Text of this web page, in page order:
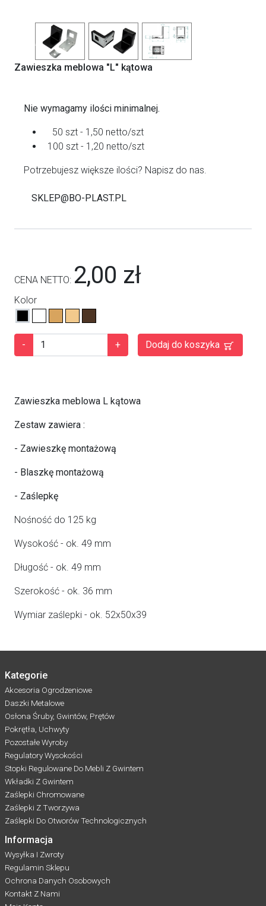
Zawieszka meblowa "L" kątowa
Nie wymagamy ilości minimalnej.
50 szt - 1,50 netto/szt
100 szt - 1,20 netto/szt
Potrzebujesz większe ilości? Napisz do nas.
SKLEP@BO-PLAST.PL
CENA NETTO: 2,00 zł
Kolor
- + Dodaj do koszyka
Zawieszka meblowa L kątowa
Zestaw zawiera :
- Zawieszkę montażową
- Blaszkę montażową
- Zaślepkę
Nośność do 125 kg
Wysokość - ok. 49 mm
Długość - ok. 49 mm
Szerokość - ok. 36 mm
Wymiar zaślepki - ok. 52x50x39
Kategorie
Akcesoria Ogrodzeniowe
Daszki Metalowe
Osłona Śruby, Gwintów, Prętów
Pokrętła, Uchwyty
Pozostałe Wyroby
Regulatory Wysokości
Stopki Regulowane Do Mebli Z Gwintem
Wkładki Z Gwintem
Zaślepki Chromowane
Zaślepki Z Tworzywa
Zaślepki Do Otworów Technologicznych
Informacja
Wysyłka I Zwroty
Regulamin Sklepu
Ochrona Danych Osobowych
Kontakt Z Nami